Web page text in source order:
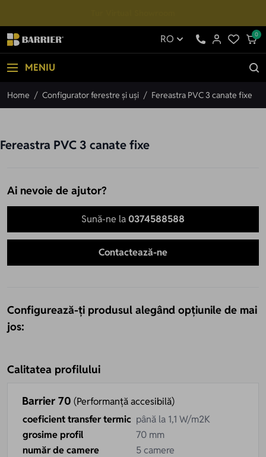
RO 0
MENIU
Home / Configurator ferestre și uși / Fereastra PVC 3 canate fixe
Fereastra PVC 3 canate fixe
Ai nevoie de ajutor?
Sună-ne la 0374588588
Contactează-ne
Configurează-ți produsul alegând opțiunile de mai
jos:
Calitatea profilului
Barrier 70 (Performanță accesibilă)
coeficient transfer termic până la 1,1 W/m2K
grosime profil
70 mm
număr de camere
5 camere